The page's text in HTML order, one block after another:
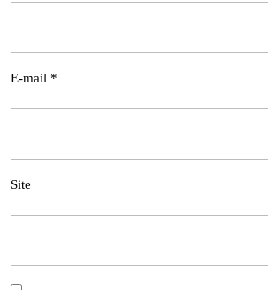
E-mail *
Site